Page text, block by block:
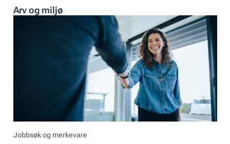
Arv og miljø
Jobbsøk og merkevare